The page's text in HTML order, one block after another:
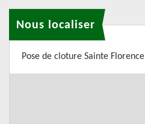
Nous localiser
Pose de cloture Sainte Florence